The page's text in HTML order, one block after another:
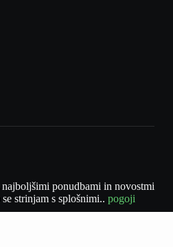
ponudbami in novostmi
strinjam s splošnimi.. pogoji